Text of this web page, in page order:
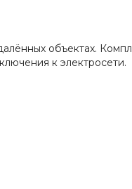
объектах.
к электросети.